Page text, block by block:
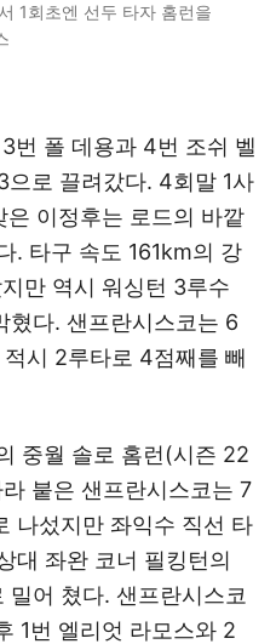
1회초엔 선두 타자 홈런을
번 폴 데용과 4번 조쉬 벨
로 끌려갔다. 4회말 1사
이정후는 로드의 바깥
. 타구 속도 161km의 강
만 역시 워싱턴 3루수
혔다. 샌프란시스코는 6
시 2루타로 4점째를 빼
중월 솔로 홈런(시즌 22
붙은 샌프란시스코는 7
나섰지만 좌익수 직선 타
대 좌완 코너 필킹턴의
어 쳤다. 샌프란시스코
1번 엘리엇 라모스와 2